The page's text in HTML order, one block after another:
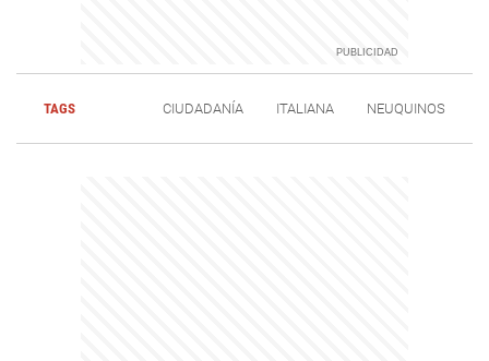
TAGS CIUDADANÍA ITALIANA NEUQUINOS